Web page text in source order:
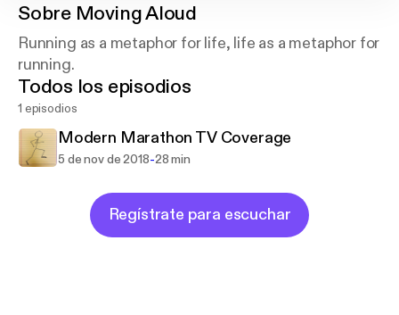
Sobre Moving Aloud
Running as a metaphor for life, life as a metaphor for
running.
Todos los episodios
1 episodios
Modern Marathon TV Coverage
5 de nov de 2018-28 min
Regístrate para escuchar